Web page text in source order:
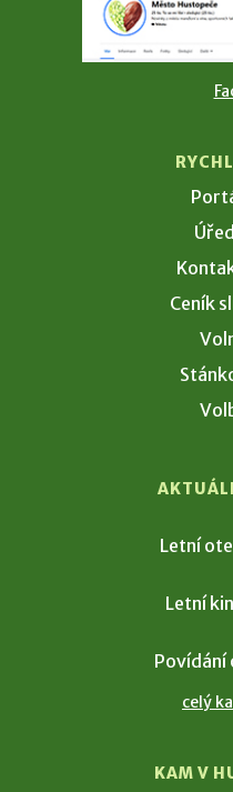
Ceník
Letní
Letní
Povídání
celý
KAM V